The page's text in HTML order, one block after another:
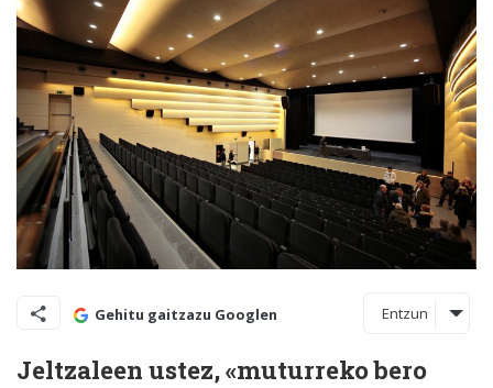
Gehitu gaitzazu Googlen Entzun
Jeltzaleen ustez, «muturreko bero